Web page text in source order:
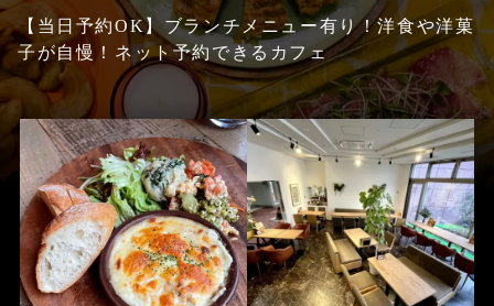
【当日予約OK】ブランチメニュー有り！洋食や洋菓
子が自慢！ネット予約できるカフェ